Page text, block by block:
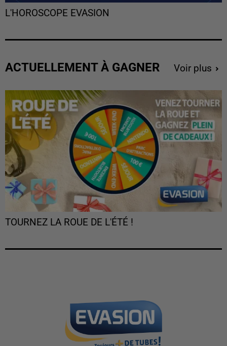
L'HOROSCOPE EVASION
ACTUELLEMENT À GAGNER Voir plus
TOURNEZ LA ROUE DE L'ÉTÉ !